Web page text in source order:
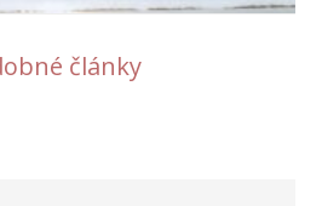
články